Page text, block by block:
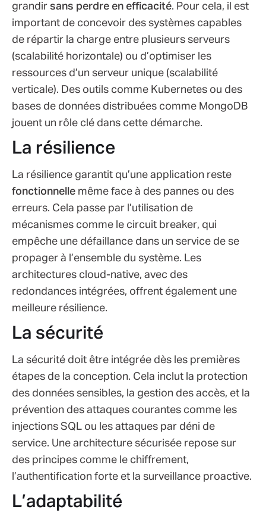
grandir sans perdre en efficacité. Pour cela, il est
important de concevoir des systèmes capables
de répartir la charge entre plusieurs serveurs
(scalabilité horizontale) ou d’optimiser les
ressources d’un serveur unique (scalabilité
verticale). Des outils comme Kubernetes ou des
bases de données distribuées comme MongoDB
jouent un rôle clé dans cette démarche.
La résilience
La résilience garantit qu’une application reste
fonctionnelle même face à des pannes ou des
erreurs. Cela passe par l’utilisation de
mécanismes comme le circuit breaker, qui
empêche une défaillance dans un service de se
propager à l’ensemble du système. Les
architectures cloud-native, avec des
redondances intégrées, offrent également une
meilleure résilience.
La sécurité
La sécurité doit être intégrée dès les premières
étapes de la conception. Cela inclut la protection
des données sensibles, la gestion des accès, et la
prévention des attaques courantes comme les
injections SQL ou les attaques par déni de
service. Une architecture sécurisée repose sur
des principes comme le chiffrement,
l’authentification forte et la surveillance proactive.
L’adaptabilité